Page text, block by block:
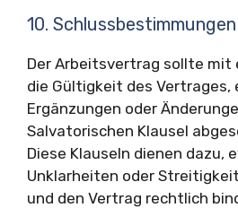
10. Schlussbestimmungen
Der Arbeitsvertrag sollte mit
die Gültigkeit des Vertrages,
Ergänzungen oder
Salvatorischen Klausel
Diese Klauseln dienen dazu,
Unklarheiten oder
und den Vertrag rechtlich